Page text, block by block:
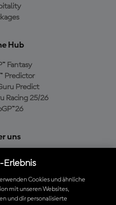
Hub
Fantasy
Predictor
Predict
Racing 25/26
uns
Erlebnis
Cookies und ähnliche
mit unseren Websites,
und dir personalisierte